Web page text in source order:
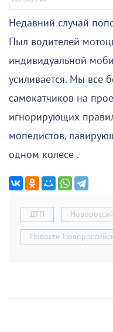
Недавний случай
Пыл водителей
индивидуальной
усиливается. Мы все
самокатчиков на
игнорирующих
мопедистов,
одном колесе .
ДТП
Новости